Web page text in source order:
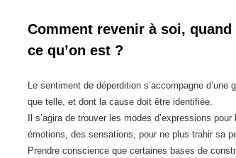
Comment revenir à soi,
ce qu’on est ?
Le sentiment de déperdition s’accompagne
que telle, et dont la cause doit être identifiée.
Il s’agira de trouver les modes d’expressions
émotions, des sensations, pour ne plus trahir sa
Prendre conscience que certaines bases de